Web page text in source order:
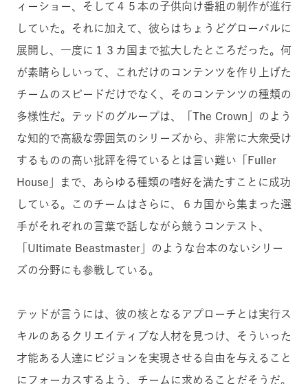
ィーショー、そして４５本の子供向け番組の制作が進行
していた。それに加えて、彼らはちょうどグローバルに
展開し、一度に１３カ国まで拡大したところだった。何
が素晴らしいって、これだけのコンテンツを作り上げた
チームのスピードだけでなく、そのコンテンツの種類の
多様性だ。テッドのグループは、「The Crown」のよう
な知的で高級な雰囲気のシリーズから、非常に大衆受け
するものの高い批評を得ているとは言い難い「Fuller
House」まで、あらゆる種類の嗜好を満たすことに成功
している。このチームはさらに、６カ国から集まった選
手がそれぞれの言葉で話しながら競うコンテスト、
「Ultimate Beastmaster」のような台本のないシリー
ズの分野にも参戦している。
テッドが言うには、彼の核となるアプローチとは実行ス
キルのあるクリエイティブな人材を見つけ、そういった
才能ある人達にビジョンを実現させる自由を与えること
にフォーカスするよう、チームに求めることだそうだ。